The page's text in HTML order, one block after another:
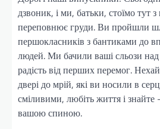
дзвоник, і ми, батьки, стоїмо тут з
переповнює груди. Ви пройшли
першокласників з бантиками до
людей. Ми бачили ваші сльози
радість від перших перемог.
двері до мрій, які ви носили в
сміливими, любіть життя і
вашою спиною.